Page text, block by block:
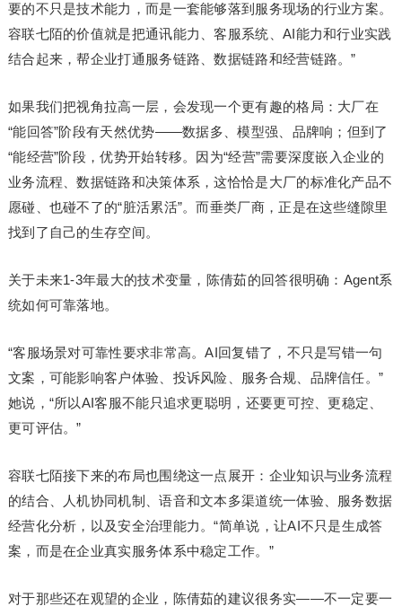
要的不只是技术能力，而是一套能够落到服务现场的行业方案。
容联七陌的价值就是把通讯能力、客服系统、AI能力和行业实践
结合起来，帮企业打通服务链路、数据链路和经营链路。”
如果我们把视角拉高一层，会发现一个更有趣的格局：大厂在
“能回答”阶段有天然优势——数据多、模型强、品牌响；但到了
“能经营”阶段，优势开始转移。因为“经营”需要深度嵌入企业的
业务流程、数据链路和决策体系，这恰恰是大厂的标准化产品不
愿碰、也碰不了的“脏活累活”。而垂类厂商，正是在这些缝隙里
找到了自己的生存空间。
关于未来1-3年最大的技术变量，陈倩茹的回答很明确：Agent系
统如何可靠落地。
“客服场景对可靠性要求非常高。AI回复错了，不只是写错一句
文案，可能影响客户体验、投诉风险、服务合规、品牌信任。”
她说，“所以AI客服不能只追求更聪明，还要更可控、更稳定、
更可评估。”
容联七陌接下来的布局也围绕这一点展开：企业知识与业务流程
的结合、人机协同机制、语音和文本多渠道统一体验、服务数据
经营化分析，以及安全治理能力。“简单说，让AI不只是生成答
案，而是在企业真实服务体系中稳定工作。”
对于那些还在观望的企业，陈倩茹的建议很务实——不一定要一